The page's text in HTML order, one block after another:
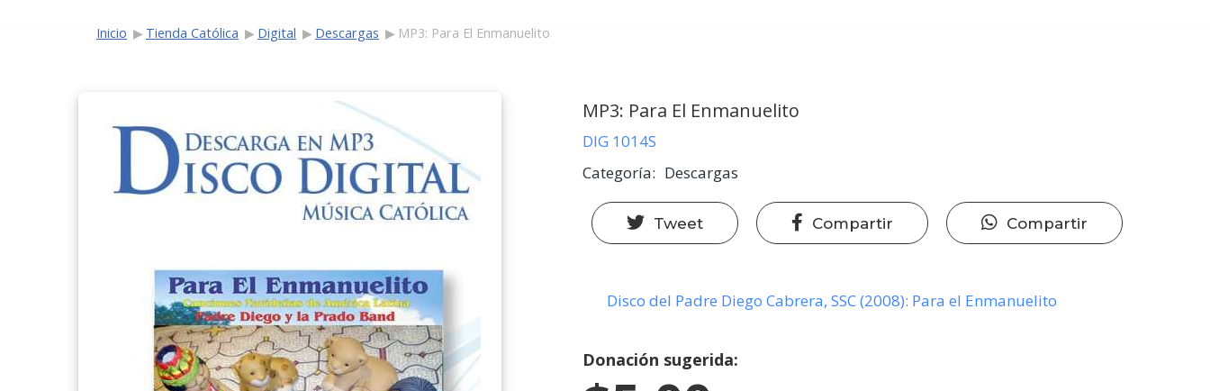
Ruta de navegación
Inicio Tienda Católica Digital Descargas MP3: Para El Enmanuelito
MP3: Para El Enmanuelito
DIG 1014S
Categoría
Descargas
Tweet Compartir Compartir
Disco del Padre Diego Cabrera, SSC (2008): Para el Enmanuelito
Donación sugerida: